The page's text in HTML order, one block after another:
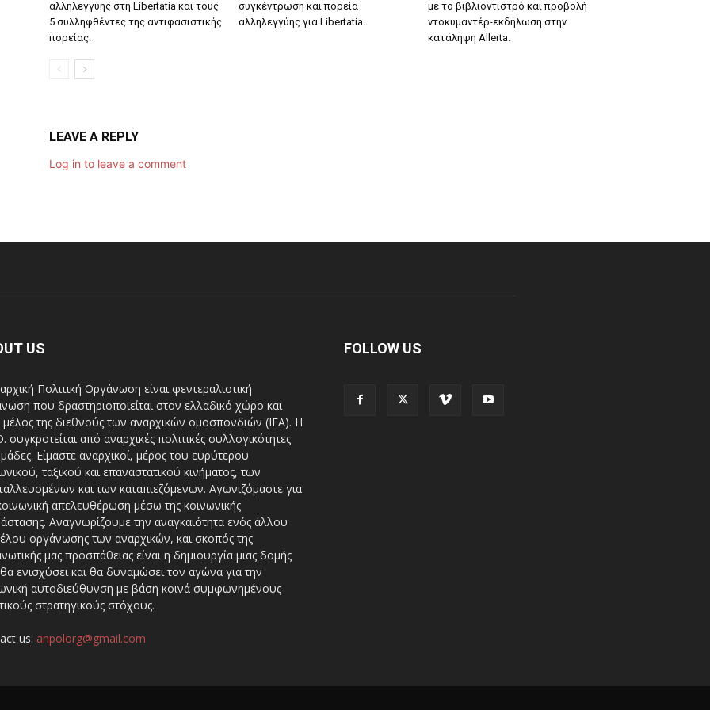
αλληλεγγύης στη Libertatia και τους
5 συλληφθέντες της αντιφασιστικής
πορείας.
συγκέντρωση και πορεία
αλληλεγγύης για Libertatia.
με το βιβλιοντιστρό και προβολή
ντοκυμαντέρ-εκδήλωση στην
κατάληψη Allerta.
LEAVE A REPLY
Log in to leave a comment
US
Πολιτική Οργάνωση είναι φεντεραλιστική
που δραστηριοποιείται στον ελλαδικό χώρο και
μέλος της διεθνούς των αναρχικών ομοσπονδιών (IFA). H
συγκροτείται από αναρχικές πολιτικές συλλογικότητες
Είμαστε αναρχικοί, μέρος του ευρύτερου
ταξικού και επαναστατικού κινήματος, των
και των καταπιεζόμενων. Αγωνιζόμαστε για
απελευθέρωση μέσω της κοινωνικής
Αναγνωρίζουμε την αναγκαιότητα ενός άλλου
οργάνωσης των αναρχικών, και σκοπός της
μας προσπάθειας είναι η δημιουργία μιας δομής
ενισχύσει και θα δυναμώσει τον αγώνα για την
αυτοδιεύθυνση με βάση κοινά συμφωνημένους
στρατηγικούς στόχους.
us: anpolorg@gmail.com
FOLLOW US